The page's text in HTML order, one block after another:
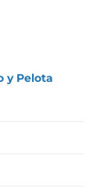
y Pelota